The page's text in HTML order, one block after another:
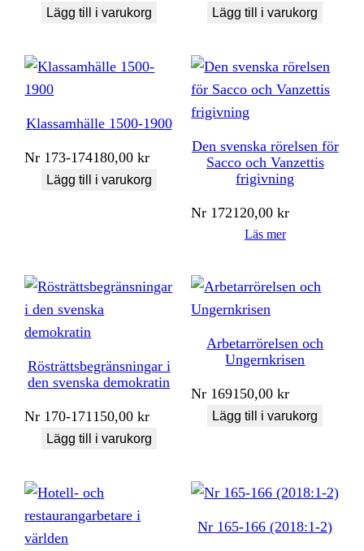
Lägg till i varukorg Lägg till i varukorg
Klassamhälle 1500-1900
Nr 173-174180,00kr
Lägg till i varukorg
Den svenska rörelsen för
Sacco och Vanzettis
frigivning
Nr 172120,00kr
Läs mer
Rösträttsbegränsningar i
den svenska demokratin
Nr 170-171150,00kr
Lägg till i varukorg
Arbetarrörelsen och
Ungernkrisen
Nr 169150,00kr
Lägg till i varukorg
Nr 165-166 (2018:1-2)